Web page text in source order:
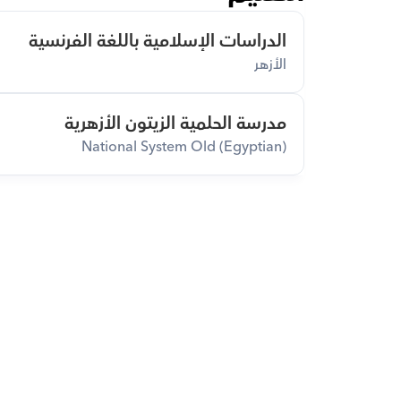
الدراسات الإسلامية باللغة الفرنسية
الأزهر
مدرسة الحلمية الزيتون الأزهرية
National System Old (Egyptian)